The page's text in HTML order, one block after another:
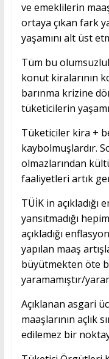
ve emeklilerin
ortaya çıkan fark
yaşamını alt üst
Tüm bu
konut kiralarının
barınma krizine
tüketicilerin
Tüketiciler kira +
kaybolmuşlardır.
olmazlarından
faaliyetleri artık
TÜİK in
yansıtmadığı
açıkladığı
yapılan maaş
büyütmekten öte
yaramamıştır/
Açıklanan asgari
maaşlarının açlık
edilemez bir